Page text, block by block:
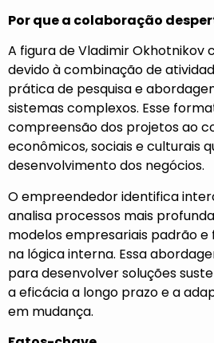
Por que a colaboração
A figura de Vladimir Okhotnikov
devido à combinação de
prática de pesquisa e
sistemas complexos. Esse
compreensão dos projetos ao
econômicos, sociais e culturais
desenvolvimento dos negócios.
O empreendedor identifica
analisa processos mais
modelos empresariais padrão
na lógica interna. Essa
para desenvolver soluções
a eficácia a longo prazo e a
em mudança.